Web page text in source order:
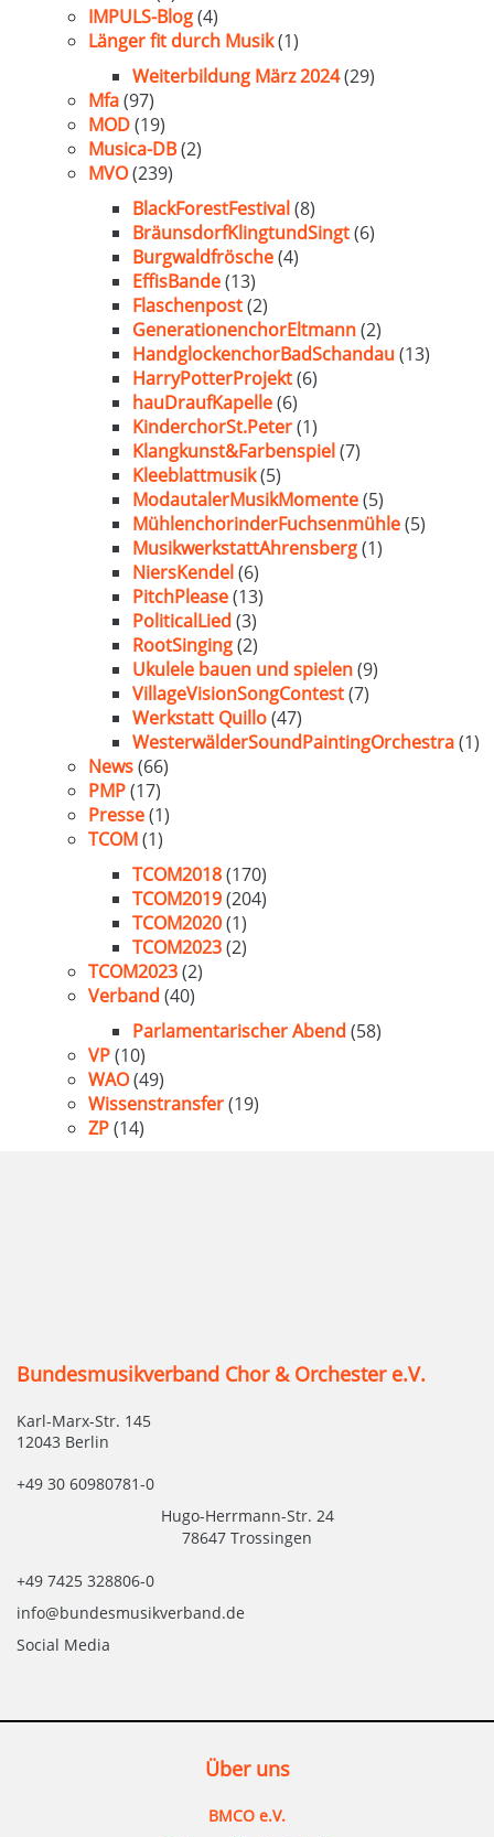
IMPULS-Blog(4)
Länger fit durch Musik(1)
Weiterbildung März 2024(29)
Mfa(97)
MOD(19)
Musica-DB(2)
MVO(239)
BlackForestFestival(8)
BräunsdorfKlingtundSingt(6)
Burgwaldfrösche(4)
EffisBande(13)
Flaschenpost(2)
GenerationenchorEltmann(2)
HandglockenchorBadSchandau(13)
HarryPotterProjekt(6)
hauDraufKapelle(6)
KinderchorSt.Peter(1)
Klangkunst&Farbenspiel(7)
Kleeblattmusik(5)
ModautalerMusikMomente(5)
MühlenchorinderFuchsenmühle(5)
MusikwerkstattAhrensberg(1)
NiersKendel(6)
PitchPlease(13)
PoliticalLied (3)
RootSinging(2)
Ukulele bauen und spielen(9)
VillageVisionSongContest(7)
Werkstatt Quillo(47)
WesterwälderSoundPaintingOrchestra(1)
News(66)
PMP(17)
Presse(1)
TCOM(1)
TCOM2018(170)
TCOM2019(204)
TCOM2020(1)
TCOM2023(2)
TCOM2023(2)
Verband (40)
Parlamentarischer Abend (58)
VP(10)
WAO(49)
Wissenstransfer(19)
ZP(14)
Bundesmusikverband Chor & Orchester e.V.
Karl-Marx-Str. 145
12043 Berlin
+49 30 60980781-0
Hugo-Herrmann-Str. 24
78647 Trossingen
+49 7425 328806-0
info@bundesmusikverband.de
Social Media
Über uns
BMCO e.V.